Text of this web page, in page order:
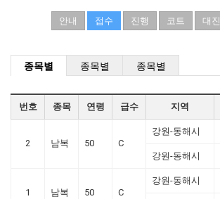
안내 접수 진행 코트 대진
종목별 종목별 종목별
번호 종목 연령 급수 지역
2 남복 50 C
강원-동해시
강원-동해시
1 남복 50 C
강원-동해시